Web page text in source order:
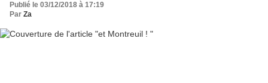
Publié le 03/12/2018 à 17:19
Par Za